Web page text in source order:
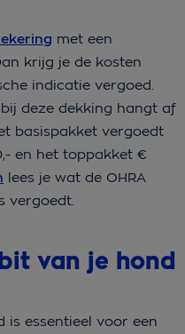
met een
krijg je de kosten
indicatie vergoed.
deze dekking hangt af
basispakket vergoedt
en het toppakket €
lees je wat de OHRA
vergoedt.
van je hond
is essentieel voor een